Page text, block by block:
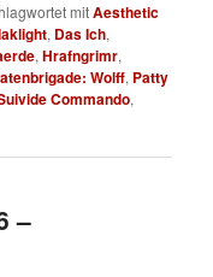
mitAesthetic
, Das Ich,
,Hrafngrimr,
Wolff, Patty
Commando,
–